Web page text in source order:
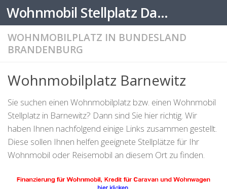
Zum Inhalt springen Wohnmobil Stellplatz Datenbank
WOHNMOBILPLATZ IN BUNDESLAND
BRANDENBURG
Wohnmobilplatz Barnewitz
Sie suchen einen Wohnmobilplatz bzw. einen Wohnmobil
Stellplatz in Barnewitz? Dann sind Sie hier richtig. Wir
haben Ihnen nachfolgend einige Links zusammen gestellt.
Diese sollen Ihnen helfen geeignete Stellplätze für Ihr
Wohnmobil oder Reisemobil an diesem Ort zu finden.